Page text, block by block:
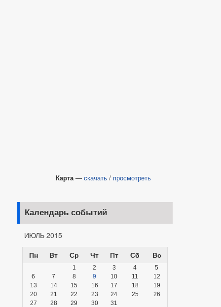
Карта— скачать / просмотреть
Календарь событий
ИЮЛЬ 2015
Пн
Вт Ср Чт Пт Сб Вс
1 2 3 4
5
6
7 8 9 10 11
12
13
14 15 16 17 18
19
20
21 22 23 24 25
26
27
28 29 30 31